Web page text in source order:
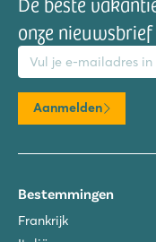
onze nieuwsbrief
Aanmelden
Bestemmingen
Frankrijk